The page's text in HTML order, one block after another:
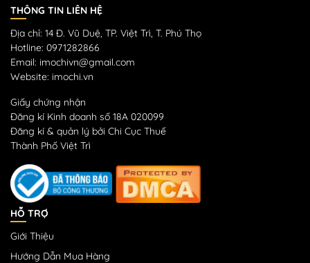
THÔNG TIN LIÊN HỆ
Địa chỉ: 14 Đ. Vũ Duệ, TP. Việt Trì, T. Phú Thọ
Hotline: 0971282866
Email: imochivn@gmail.com
Website: imochi.vn
Giấy chứng nhận
Đăng kí Kinh doanh số 18A 020099
Đăng kí & quản lý bởi Chi Cục Thuế
Thành Phố Việt Trì
HỖ TRỢ
Giới Thiệu
Hướng Dẫn Mua Hàng